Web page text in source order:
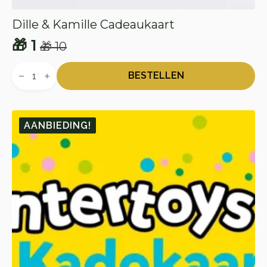
Dille & Kamille Cadeaukaart
🎁10
Oorspronkelijke
prijs
🎁 10.
🎁 1
Huidige
prijs
🎁 1.
BESTELLEN
AANBIEDING!